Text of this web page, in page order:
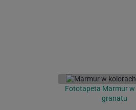
Fototapeta Marmur
granatu